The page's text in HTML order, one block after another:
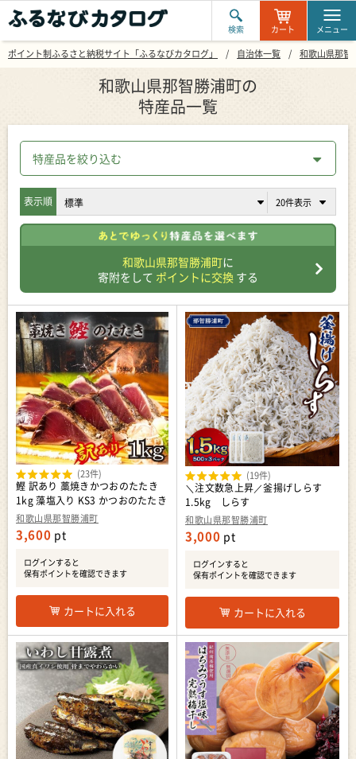
検索 カート メニュー
ポイント制ふるさと納税サイト「ふるなびカタログ」 自治体一覧 和歌山県那智
和歌山県那智勝浦町の
特産品一覧
特産品を絞り込む
表示順
和歌山県那智勝浦町に
寄附をして ポイントに交換 する
和歌山県那智勝浦町
鰹 訳あり 藁焼きかつおのたたき
1kg 藻塩入り KS3 かつおのたたき
(23件)
3,600 pt
ログインすると
保有ポイントを確認できます
カートに入れる
和歌山県那智勝浦町
＼注文数急上昇／釜揚げしらす
1.5kg しらす
(19件)
3,000 pt
ログインすると
保有ポイントを確認できます
カートに入れる